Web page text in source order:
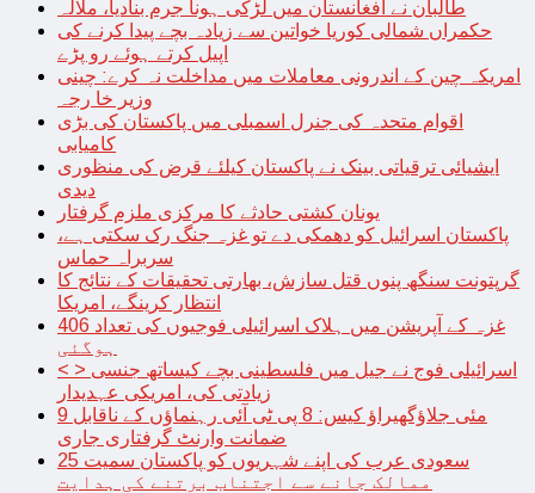
طالبان نے افغانستان میں لڑکی ہونا جرم بنادیا، ملالہ
حکمراں شمالی کوریا خواتین سے زیادہ بچے پیدا کرنے کی
اپیل کرتے ہوئے رو پڑے
امریکہ چین کے اندرونی معاملات میں مداخلت نہ کرے: چینی
وزیر خا رجہ
اقوام متحدہ کی جنرل اسمبلی میں پاکستان کی بڑی
کامیابی
ایشیائی ترقیاتی بینک نے پاکستان کیلئے قرض کی منظوری
دیدی
یونان کشتی حادثے کا مرکزی ملزم گرفتار
پاکستان اسرائیل کو دھمکی دے تو غزہ جنگ رک سکتی ہے،
سربراہ حماس
گرپتونت سنگھ پنوں قتل سازش، بھارتی تحقیقات کے نتائج کا
انتظار کرینگے، امریکا
غزہ کے آپریشن میں ہلاک اسرائیلی فوجیوں کی تعداد 406
ہوگئی
< > اسرائیلی فوج نے جیل میں فلسطینی بچے کیساتھ جنسی
زیادتی کی، امریکی عہدیدار
9 مئی جلاؤگھیراؤ کیس: 8 پی ٹی آئی رہنماؤں کے ناقابل
ضمانت وارنٹ گرفتاری جاری
سعودی عرب کی اپنے شہریوں کو پاکستان سمیت 25
ممالک جانے سے اجتناب برتنے کی ہدایت